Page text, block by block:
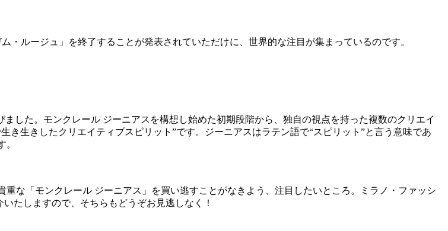
・ルージュ」を終了することが発表されていただけに、世界的な注目が集まっているのです。
した。モンクレール ジーニアスを構想し始めた初期段階から、独自の視点を持った複数のクリエイ
生きしたクリエイティブスピリット”です。ジーニアスはラテン語で“スピリット”と言う意味であ
。
な「モンクレール ジーニアス」を買い逃すことがなきよう、注目したいところ。ミラノ・ファッシ
たしますので、そちらもどうぞお見逃しなく！